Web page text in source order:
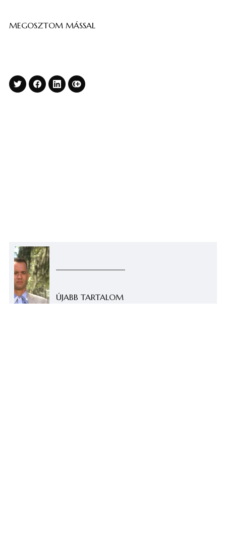
MEGOSZTOM MÁSSAL
ÚJABB TARTALOM